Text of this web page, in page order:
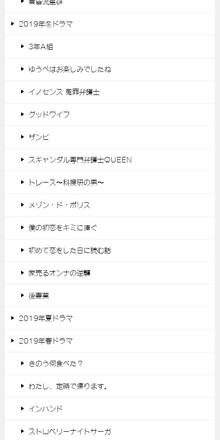
2019年冬ドラマ
3年A組
ゆうべはお楽しみでしたね
イノセンス 冤罪弁護士
グッドワイフ
ザンビ
スキャンダル専門弁護士QUEEN
トレース〜科捜研の男〜
メゾン・ド・ポリス
僕の初恋をキミに捧ぐ
初めて恋をした日に読む話
家売るオンナの逆襲
後妻業
2019年夏ドラマ
2019年春ドラマ
きのう何食べた？
わたし、定時で帰ります。
インハンド
ストロベリーナイトサーガ